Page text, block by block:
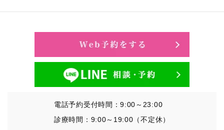
①TCBグループが患者様から取得する情報
・その他、特定の個人を識別することができる情報
②TCBグループが各種サービスの利用に関連して取得す
日時、閲覧履歴等に関連する情報
（これには、Cookie情報、アクセスログ等の利用状況に
関する情報を含みます。）
電話予約受付時間：9:00～23:00
診療時間：9:00～19:00（不定休）